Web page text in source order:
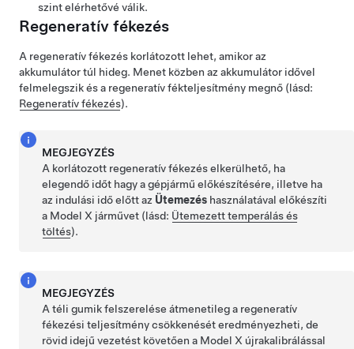
szint elérhetővé válik.
Regeneratív fékezés
A regeneratív fékezés korlátozott lehet, amikor az
akkumulátor túl hideg. Menet közben az akkumulátor idővel
felmelegszik és a regeneratív fékteljesítmény megnő (lásd:
Regeneratív fékezés).
MEGJEGYZÉS
A korlátozott regeneratív fékezés elkerülhető, ha
elegendő időt hagy a gépjármű előkészítésére, illetve ha
az indulási idő előtt az Ütemezés használatával előkészíti
a Model X járművet (lásd: Ütemezett temperálás és
töltés).
MEGJEGYZÉS
A téli gumik felszerelése átmenetileg a regeneratív
fékezési teljesítmény csökkenését eredményezheti, de
rövid idejű vezetést követően a Model X újrakalibrálással